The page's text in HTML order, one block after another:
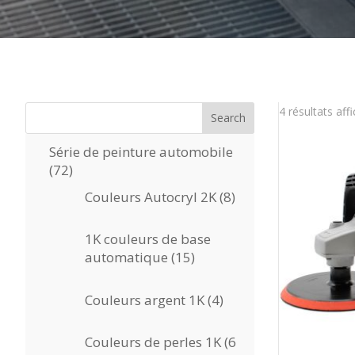
Search
Série de peinture automobile
7272
Couleurs Autocryl 2K 88
1K couleurs de base
automatique 1515
Couleurs argent 1K 44
Couleurs de perles 1K 6
4 résultats